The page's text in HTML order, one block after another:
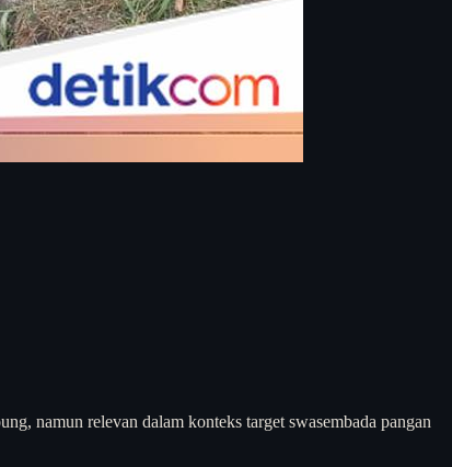
namun relevan dalam konteks target swasembada pangan